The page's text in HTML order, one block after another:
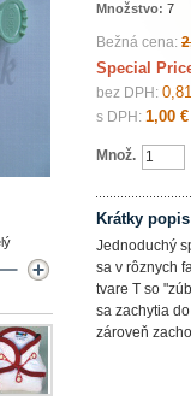
Množstvo: 7
Bežná cena:
Special
bez DPH:
s DPH: 1,00 €
Množ.
Krátky popis
Jednoduchý
sa v rôznych
tvare T so
sa zachytia
zároveň